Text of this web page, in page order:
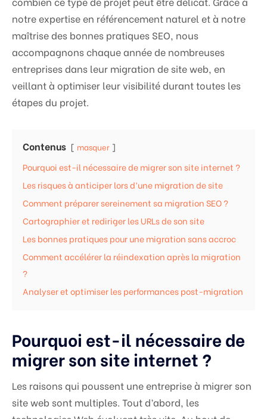
notre expertise en référencement naturel et à notre
maîtrise des bonnes pratiques SEO, nous
accompagnons chaque année de nombreuses
entreprises dans leur migration de site web, en
veillant à optimiser leur visibilité durant toutes les
étapes du projet.
Contenus masquer
Pourquoi est-il nécessaire de migrer son site internet ?
Les risques à anticiper lors d’une migration de site
Comment préparer sereinement sa migration SEO ?
Cartographier et rediriger les URLs de son site
Les bonnes pratiques pour une migration sans accroc
Comment accélérer la réindexation après la migration
?
Analyser et optimiser les performances post-migration
Pourquoi est-il nécessaire de
migrer son site internet ?
Les raisons qui poussent une entreprise à migrer son
site web sont multiples. Tout d’abord, les